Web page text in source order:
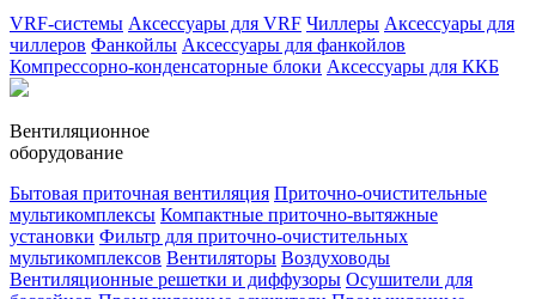
VRF-системы Аксессуары для VRF Чиллеры Аксессуары для
чиллеров Фанкойлы Аксессуары для фанкойлов
Компрессорно-конденсаторные блоки Аксессуары для ККБ
Вентиляционное
оборудование
Бытовая приточная вентиляция Приточно-очистительные
мультикомплексы Компактные приточно-вытяжные
установки Фильтр для приточно-очистительных
мультикомплексов Вентиляторы Воздуховоды
Вентиляционные решетки и диффузоры Осушители для